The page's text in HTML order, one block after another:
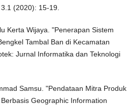
(2020): 15-19.
Kerta Wijaya. "Penerapan Sistem
Tambal Ban di Kecamatan
Jurnal Informatika dan Teknologi
Samsu. "Pendataan Mitra Produk
Geographic Information